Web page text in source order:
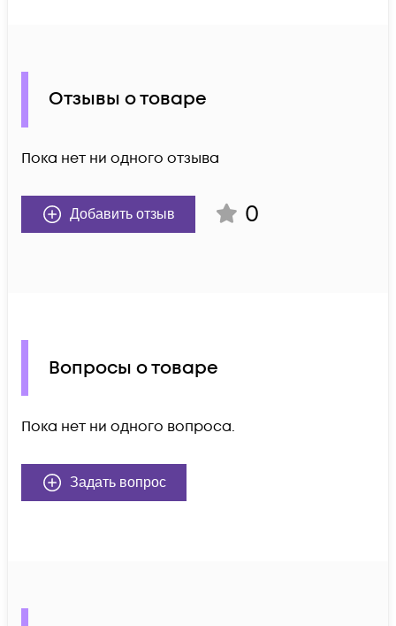
Отзывы о товаре
Пока нет ни одного отзыва
Добавить отзыв 0
Вопросы о товаре
Пока нет ни одного вопроса.
Задать вопрос